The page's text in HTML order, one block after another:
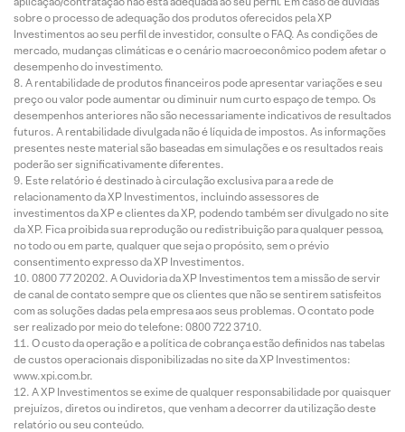
sobre o processo de adequação dos produtos oferecidos pela XP
Investimentos ao seu perfil de investidor, consulte o FAQ. As condições de
mercado, mudanças climáticas e o cenário macroeconômico podem afetar o
desempenho do investimento.
A rentabilidade de produtos financeiros pode apresentar variações e seu
preço ou valor pode aumentar ou diminuir num curto espaço de tempo. Os
desempenhos anteriores não são necessariamente indicativos de resultados
futuros. A rentabilidade divulgada não é líquida de impostos. As informações
presentes neste material são baseadas em simulações e os resultados reais
poderão ser significativamente diferentes.
Este relatório é destinado à circulação exclusiva para a rede de
relacionamento da XP Investimentos, incluindo assessores de
investimentos da XP e clientes da XP, podendo também ser divulgado no site
da XP. Fica proibida sua reprodução ou redistribuição para qualquer pessoa,
no todo ou em parte, qualquer que seja o propósito, sem o prévio
consentimento expresso da XP Investimentos.
0800 77 20202. A Ouvidoria da XP Investimentos tem a missão de servir
de canal de contato sempre que os clientes que não se sentirem satisfeitos
com as soluções dadas pela empresa aos seus problemas. O contato pode
ser realizado por meio do telefone: 0800 722 3710.
O custo da operação e a política de cobrança estão definidos nas tabelas
de custos operacionais disponibilizadas no site da XP Investimentos:
www.xpi.com.br.
A XP Investimentos se exime de qualquer responsabilidade por quaisquer
prejuízos, diretos ou indiretos, que venham a decorrer da utilização deste
relatório ou seu conteúdo.